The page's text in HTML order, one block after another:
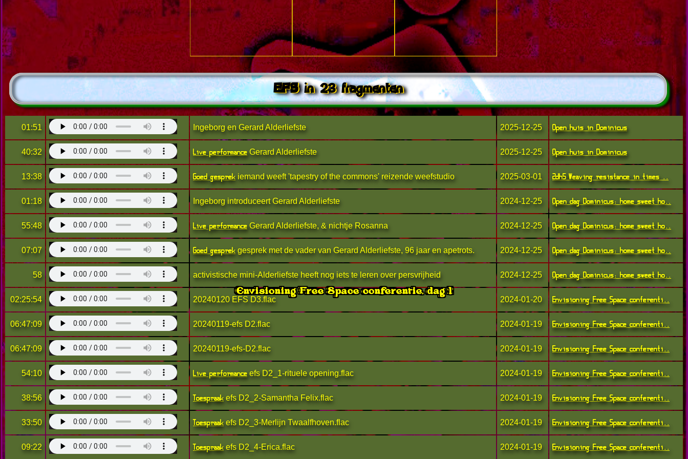
Envisioning Free Space conferentie, dag 3
Envisioning Free Space conferentie, dag 2
Envisioning Free Space conferentie, dag 1
EFS in 23 fragmenten
01:51 Ingeborg en Gerard Alderliefste 2025-12-25 Open huis in Dominicus
40:32 Live performanceGerard Alderliefste 2025-12-25 Open huis in Dominicus
13:38 Goed gesprek iemand weeft 'tapestry of the commons' reizende weefstudio 2025-03-01 2dh5 Weaving resistance in times ..
01:18 Ingeborg introduceert Gerard Alderliefste 2024-12-25 Open dag Dominicus: home sweet ho..
55:48 Live performanceGerard Alderliefste, & nichtje Rosanna 2024-12-25 Open dag Dominicus: home sweet ho..
07:07 Goed gesprek gesprek met de vader van Gerard Alderliefste, 96 jaar en apetrots. 2024-12-25 Open dag Dominicus: home sweet ho..
58 activistische mini-Alderliefste heeft nog iets te leren over persvrijheid 2024-12-25 Open dag Dominicus: home sweet ho..
02:25:54 20240120 EFS D3.flac 2024-01-20 Envisioning Free Space conferenti..
06:47:09 20240119-efs D2.flac 2024-01-19 Envisioning Free Space conferenti..
06:47:09 20240119-efs-D2.flac 2024-01-19 Envisioning Free Space conferenti..
54:10 Live performanceefs D2_1-rituele opening.flac 2024-01-19 Envisioning Free Space conferenti..
38:56 Toespraak efs D2_2-Samantha Felix.flac 2024-01-19 Envisioning Free Space conferenti..
33:50 Toespraak efs D2_3-Merlijn Twaalfhoven.flac 2024-01-19 Envisioning Free Space conferenti..
09:22 Toespraak efs D2_4-Erica.flac 2024-01-19 Envisioning Free Space conferenti..